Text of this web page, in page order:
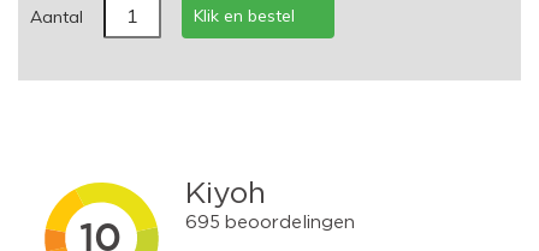
Aantal Klik en bestel